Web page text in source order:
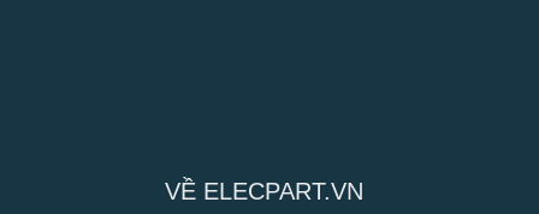
VỀ ELECPART.VN